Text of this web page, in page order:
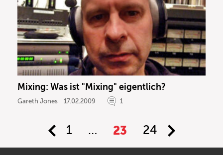
Mixing: Was ist "Mixing" eigentlich?
Gareth Jones 17.02.2009 1
1 … 23 24